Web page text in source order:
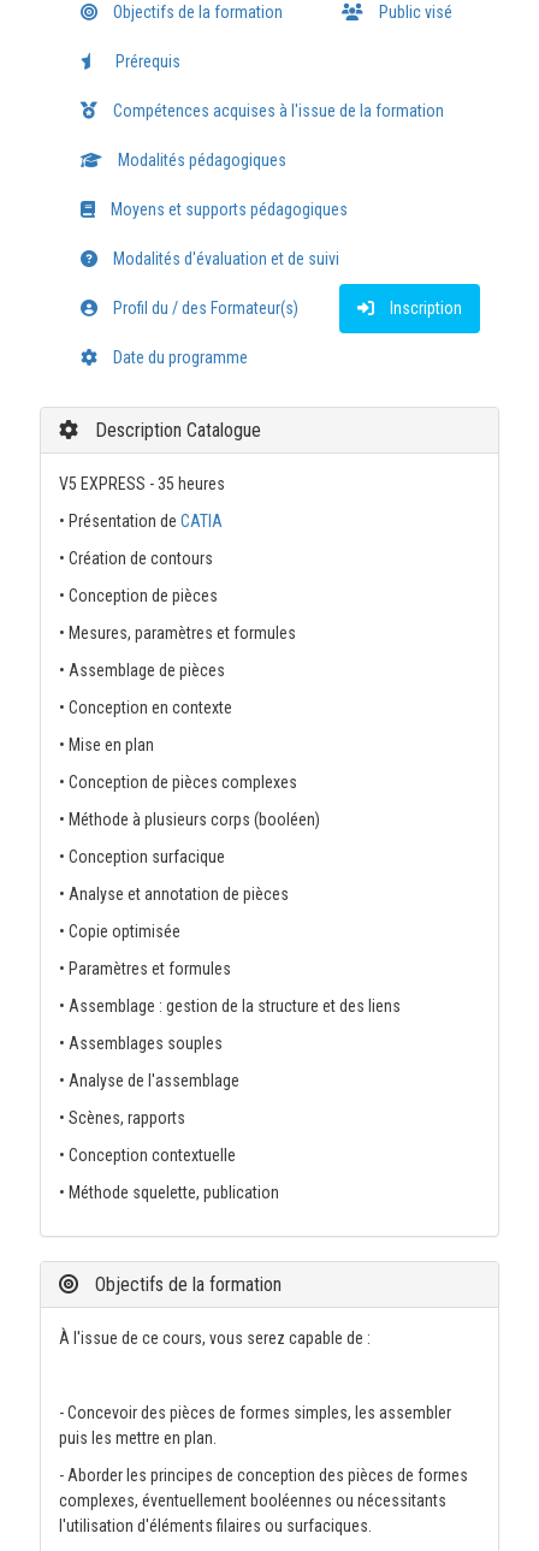
Objectifs de la formation Public visé
Prérequis
Compétences acquises à l'issue de la formation
Modalités pédagogiques
Moyens et supports pédagogiques
Modalités d'évaluation et de suivi
Profil du / des Formateur(s) Inscription
Date du programme
Description Catalogue
V5 EXPRESS - 35 heures
• Présentation de CATIA
• Création de contours
• Conception de pièces
• Mesures, paramètres et formules
• Assemblage de pièces
• Conception en contexte
• Mise en plan
• Conception de pièces complexes
• Méthode à plusieurs corps (booléen)
• Conception surfacique
• Analyse et annotation de pièces
• Copie optimisée
• Paramètres et formules
• Assemblage : gestion de la structure et des liens
• Assemblages souples
• Analyse de l'assemblage
• Scènes, rapports
• Conception contextuelle
• Méthode squelette, publication
Objectifs de la formation
À l'issue de ce cours, vous serez capable de :
- Concevoir des pièces de formes simples, les assembler
puis les mettre en plan.
- Aborder les principes de conception des pièces de formes
complexes, éventuellement booléennes ou nécessitants
l'utilisation d'éléments filaires ou surfaciques.